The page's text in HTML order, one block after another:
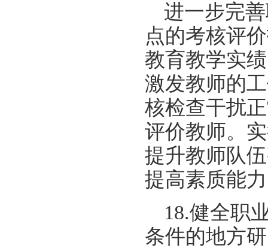
进一步完
点的考核评
教育教学实
激发教师的
核检查干扰
评价教师。
提升教师队
提高素质能
18.健全职
条件的地方